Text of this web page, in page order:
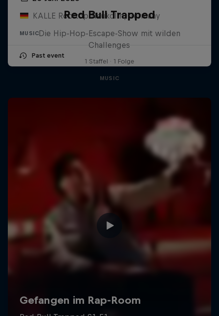
KALLE Rooftop Neukölln, Germany
MUSIC
Past event
Red Bull Trapped
Die Hip-Hop-Escape-Show mit wilden
Challenges
1 Staffel · 1 Folge
MUSIC